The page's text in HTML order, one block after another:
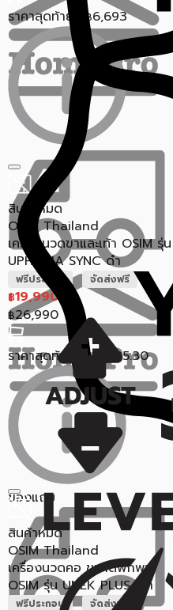
ราคาสุดท้าย* ฿6,693
สินค้าหมด
OSIM Thailand
เครื่องนวดขาและเท้า OSIM รุ่น
UPHORIA SYNC ดำ
ฟรีประกอบ จัดส่งฟรี
฿19,990
฿26,990
ราคาสุดท้าย* ฿ 17,935.30
ของแถม
สินค้าหมด
OSIM Thailand
เครื่องนวดคอ ขนาดพกพา
OSIM รุ่น UNEK PLUS เทา
ฟรีประกอบ จัดส่งฟรี